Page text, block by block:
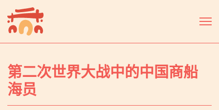
第二次世界大战中的中国商船
海员